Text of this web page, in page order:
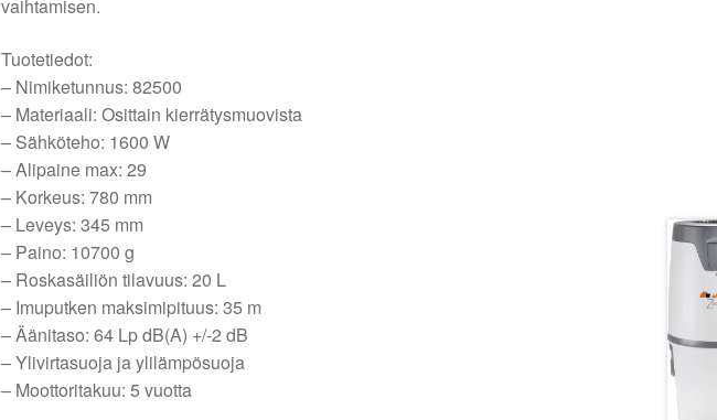
vaihtamisen.
Tuotetiedot:
– Nimiketunnus: 82500
– Materiaali: Osittain kierrätysmuovista
– Sähköteho: 1600 W
– Alipaine max: 29
– Korkeus: 780 mm
– Leveys: 345 mm
– Paino: 10700 g
– Roskasäiliön tilavuus: 20 L
– Imuputken maksimipituus: 35 m
– Äänitaso: 64 Lp dB(A) +/-2 dB
– Ylivirtasuoja ja ylilämpösuoja
– Moottoritakuu: 5 vuotta